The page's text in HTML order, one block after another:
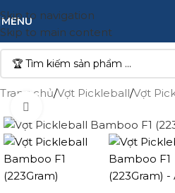
Skip to navigation
Skip to main content
MENU
Trang chủ/Vợt Pickleball/Vợt